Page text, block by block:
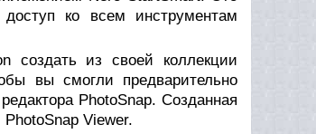
ко всем инструментам
создать из своей коллекции
вы смогли предварительно
PhotoSnap. Созданная
Viewer.